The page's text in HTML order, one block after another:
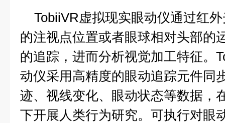
TobiiVR虚拟现实眼动仪通过红
的注视点位置或者眼球相对头部的
的追踪，进而分析视觉加工特征。
动仪采用高精度的眼动追踪元件同
迹、视线变化、眼动状态等数据，
下开展人类行为研究。可执行对眼